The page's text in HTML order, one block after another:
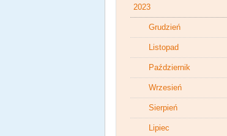
2023
Grudzień
Listopad
Październik
Wrzesień
Sierpień
Lipiec